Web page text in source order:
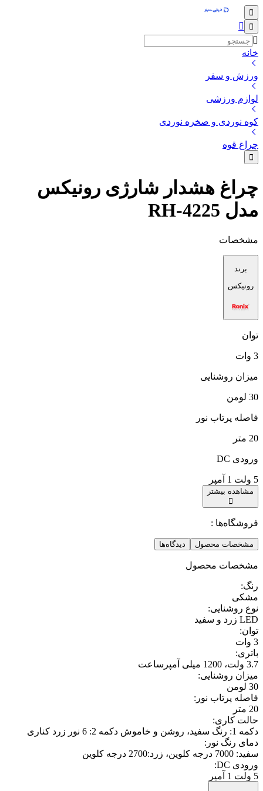
خانه
ورزش و سفر
لوازم ورزشی
کوه‌ نوردی و صخره نوردی
چراغ قوه
چراغ هشدار شارژی رونیکس
مدل RH-4225
مشخصات
برند
رونیکس
توان
3 وات
میزان روشنایی
30 لومن
فاصله پرتاب نور
20 متر
ورودی DC
5 ولت 1 آمپر
مشاهده بیشتر
فروشگاه‌ها :
مشخصات محصول دیدگاه‌ها
مشخصات محصول
رنگ:
مشکی
نوع روشنایی:
LED زرد و سفید
توان:
3 وات
باتری:
3.7 ولت، 1200 میلی آمپرساعت
میزان روشنایی:
30 لومن
فاصله پرتاب نور :
20 متر
حالت کاری:
دکمه 1: رنگ سفید، روشن و خاموش دکمه 2: 6 نور زرد کناری
دمای رنگ نور :
سفید: 7000 درجه کلوین، زرد:2700 درجه کلوین
ورودی DC
:
5 ولت 1 آمپر